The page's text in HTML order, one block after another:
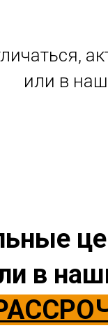
или в
в